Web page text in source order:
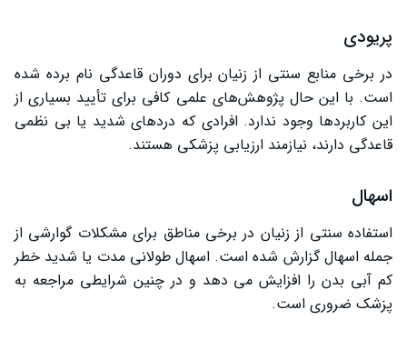
پریودی
در برخی منابع سنتی از زنیان برای دوران قاعدگی نام برده شده
است. با این حال پژوهش‌های علمی کافی برای تأیید بسیاری از
این کاربردها وجود ندارد. افرادی که دردهای شدید یا بی ‌نظمی
قاعدگی دارند، نیازمند ارزیابی پزشکی هستند.
اسهال
استفاده سنتی از زنیان در برخی مناطق برای مشکلات گوارشی از
جمله اسهال گزارش شده است. اسهال طولانی ‌مدت یا شدید خطر
کم‌ آبی بدن را افزایش می‌ دهد و در چنین شرایطی مراجعه به
پزشک ضروری است.